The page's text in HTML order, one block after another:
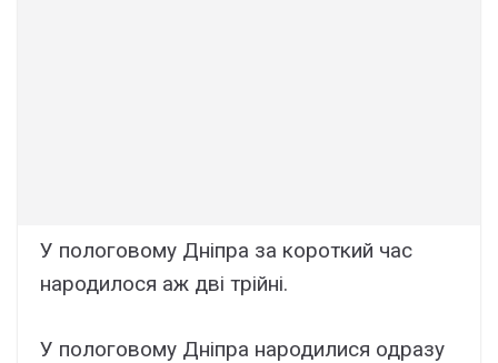
У пологовому Дніпра за короткий час
народилося аж дві трійні.
У пологовому Дніпра народилися одразу